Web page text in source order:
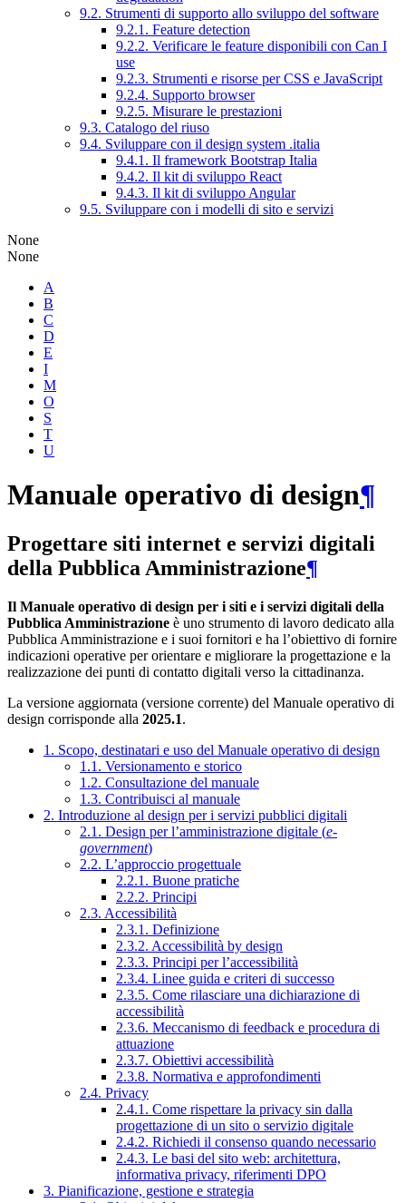
9.2. Strumenti di supporto allo sviluppo del software
9.2.1. Feature detection
9.2.2. Verificare le feature disponibili con Can I
use
9.2.3. Strumenti e risorse per CSS e JavaScript
9.2.4. Supporto browser
9.2.5. Misurare le prestazioni
9.3. Catalogo del riuso
9.4. Sviluppare con il design system .italia
9.4.1. Il framework Bootstrap Italia
9.4.2. Il kit di sviluppo React
9.4.3. Il kit di sviluppo Angular
9.5. Sviluppare con i modelli di sito e servizi
None
None
A
B
C
D
E
I
M
O
S
T
U
Manuale operativo di design¶
Progettare siti internet e servizi digitali
della Pubblica Amministrazione¶
Il Manuale operativo di design per i siti e i servizi digitali della
Pubblica Amministrazione è uno strumento di lavoro dedicato alla
Pubblica Amministrazione e i suoi fornitori e ha l’obiettivo di fornire
indicazioni operative per orientare e migliorare la progettazione e la
realizzazione dei punti di contatto digitali verso la cittadinanza.
La versione aggiornata (versione corrente) del Manuale operativo di
design corrisponde alla 2025.1.
1. Scopo, destinatari e uso del Manuale operativo di design
1.1. Versionamento e storico
1.2. Consultazione del manuale
1.3. Contribuisci al manuale
2. Introduzione al design per i servizi pubblici digitali
2.1. Design per l’amministrazione digitale (e-
government)
2.2. L’approccio progettuale
2.2.1. Buone pratiche
2.2.2. Principi
2.3. Accessibilità
2.3.1. Definizione
2.3.2. Accessibilità by design
2.3.3. Principi per l’accessibilità
2.3.4. Linee guida e criteri di successo
2.3.5. Come rilasciare una dichiarazione di
accessibilità
2.3.6. Meccanismo di feedback e procedura di
attuazione
2.3.7. Obiettivi accessibilità
2.3.8. Normativa e approfondimenti
2.4. Privacy
2.4.1. Come rispettare la privacy sin dalla
progettazione di un sito o servizio digitale
2.4.2. Richiedi il consenso quando necessario
2.4.3. Le basi del sito web: architettura,
informativa privacy, riferimenti DPO
3. Pianificazione, gestione e strategia